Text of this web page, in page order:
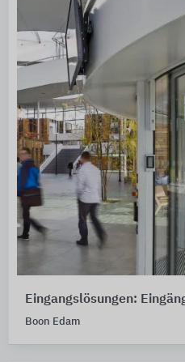
Eingangslösungen:
Boon Edam